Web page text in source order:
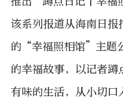
该系列报道从海南日报
的“幸福照相馆”主题
的幸福故事，以记者
有味的生活，从小切口